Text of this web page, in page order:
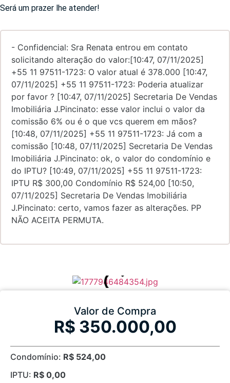
Será um prazer lhe atender!
- Confidencial: Sra Renata entrou em contato
solicitando alteração do valor:[10:47, 07/11/2025]
+55 11 97511-1723: O valor atual é 378.000 [10:47,
07/11/2025] +55 11 97511-1723: Poderia atualizar
por favor ? [10:47, 07/11/2025] Secretaria De Vendas
Imobiliária J.Pincinato: esse valor inclui o valor da
comissão 6% ou é o que vcs querem em mãos?
[10:48, 07/11/2025] +55 11 97511-1723: Já com a
comissão [10:48, 07/11/2025] Secretaria De Vendas
Imobiliária J.Pincinato: ok, o valor do condomínio e
do IPTU? [10:49, 07/11/2025] +55 11 97511-1723:
IPTU R$ 300,00 Condomínio R$ 524,00 [10:50,
07/11/2025] Secretaria De Vendas Imobiliária
J.Pincinato: certo, vamos fazer as alterações. PP
NÃO ACEITA PERMUTA.
Valor de Compra
R$ 350.000,00
Condomínio: R$ 524,00
IPTU: R$ 0,00